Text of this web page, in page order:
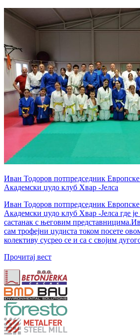
Иван Тодоров потпредседник Европске
Академски џудо клуб Хвар -Јелса
Иван Тодоров потпредседник Европске
Академски џудо клуб Хвар -Јелса где
састанак с његовим
сам трофејни џудиста током посете
колективу сусрео се и са с својим
Прочитај вест